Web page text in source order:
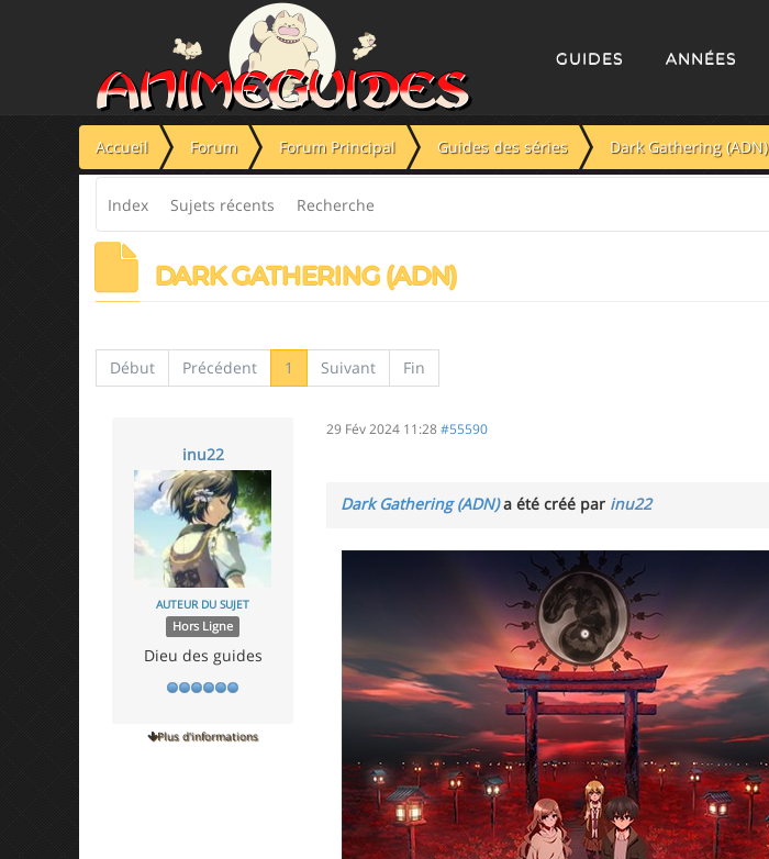
GUIDES ANNÉES
Accueil Forum Forum Principal Guides des séries Dark Gathering (ADN)
Index Sujets récents Recherche
DARK GATHERING (ADN)
Début Précédent 1 Suivant Fin
inu22
AUTEUR DU SUJET
Hors Ligne
Dieu des guides
Plus d'informations
29 Fév 2024 11:28#55590
Dark Gathering (ADN)a été créé par inu22